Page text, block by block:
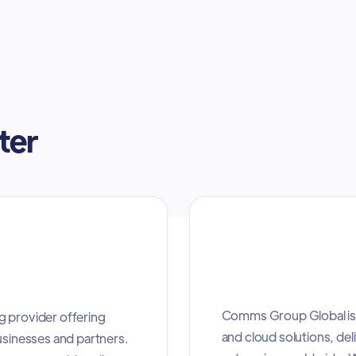
provider offering
and partners.
Comms Group Global
and cloud solutions,